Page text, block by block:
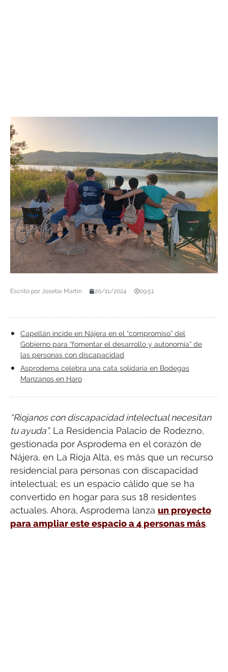
Escrito por Joseba Martín 20/11/2024 09:51
Capellán incide en Nájera en el “compromiso” del
Gobierno para “fomentar el desarrollo y autonomía” de
las personas con discapacidad
Asprodema celebra una cata solidaria en Bodegas
Manzanos en Haro
“Riojanos con discapacidad intelectual necesitan
tu ayuda”. La Residencia Palacio de Rodezno,
gestionada por Asprodema en el corazón de
Nájera, en La Rioja Alta, es más que un recurso
residencial para personas con discapacidad
intelectual; es un espacio cálido que se ha
convertido en hogar para sus 18 residentes
actuales. Ahora, Asprodema lanza un proyecto
para ampliar este espacio a 4 personas más.